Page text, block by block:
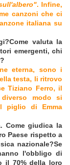
. Infine,
canzoni che ci
italiana su
valuta la
emergenti, chi
eterna, sono i
testa, li ritrovo
Tiziano Ferro, il
modo si
piglio di Emma
Come giudica la
Paese rispetto a
nazionale?Se
l'obbligo di
il 70% della loro